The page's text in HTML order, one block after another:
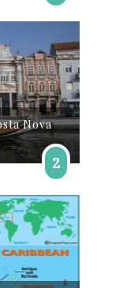
Nova
2